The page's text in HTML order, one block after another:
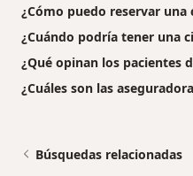
¿Cómo puedo reservar una
¿Cuándo podría tener una
¿Qué opinan los pacientes
¿Cuáles son las
Búsquedas relacionadas